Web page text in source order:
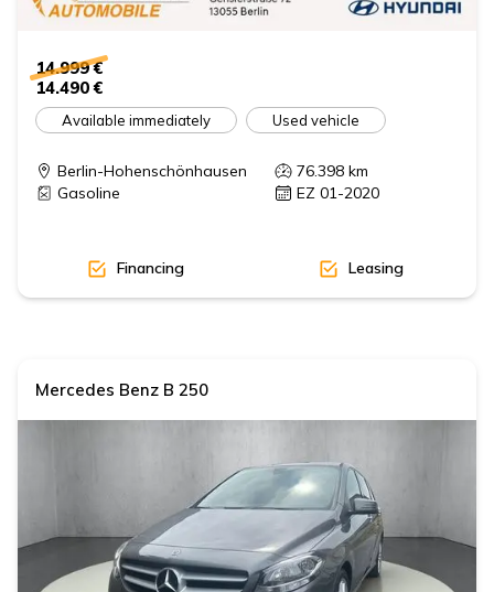
14.999 €
14.490 €
Available immediately Used vehicle
Berlin-Hohenschönhausen 76.398 km
Gasoline
EZ 01-2020
Financing Leasing
Mercedes Benz B 250